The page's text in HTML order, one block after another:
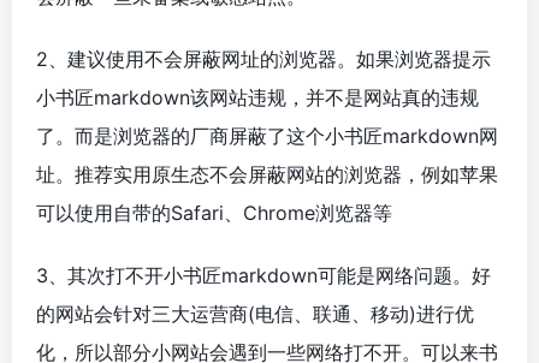
2、建议使用不会屏蔽网址的浏览器。如果浏览器提示
小书匠markdown该网站违规，并不是网站真的违规
了。而是浏览器的厂商屏蔽了这个小书匠markdown网
址。推荐实用原生态不会屏蔽网站的浏览器，例如苹果
可以使用自带的Safari、Chrome浏览器等
3、其次打不开小书匠markdown可能是网络问题。好
的网站会针对三大运营商(电信、联通、移动)进行优
化，所以部分小网站会遇到一些网络打不开。可以来书